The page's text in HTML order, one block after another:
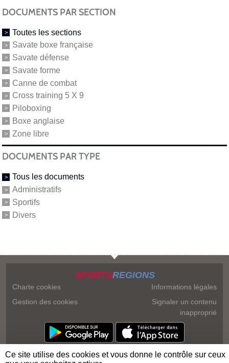
DOCUMENTS PAR SECTION
Toutes les sections
Savate boxe française
Savate défense
Savate forme
Canne de combat
Cross training 5 X 9
Piloboxing
Boxe anglaise
Zone libre
DOCUMENTS PAR TYPE
Tous les documents
Administratifs
Sportifs
Divers
SPORTSREGIONS
Charte cookies
Gestion des cookies
Informations légales
Signaler un contenu
inapproprié
Ce site utilise des cookies et vous donne le contrôle sur ceux